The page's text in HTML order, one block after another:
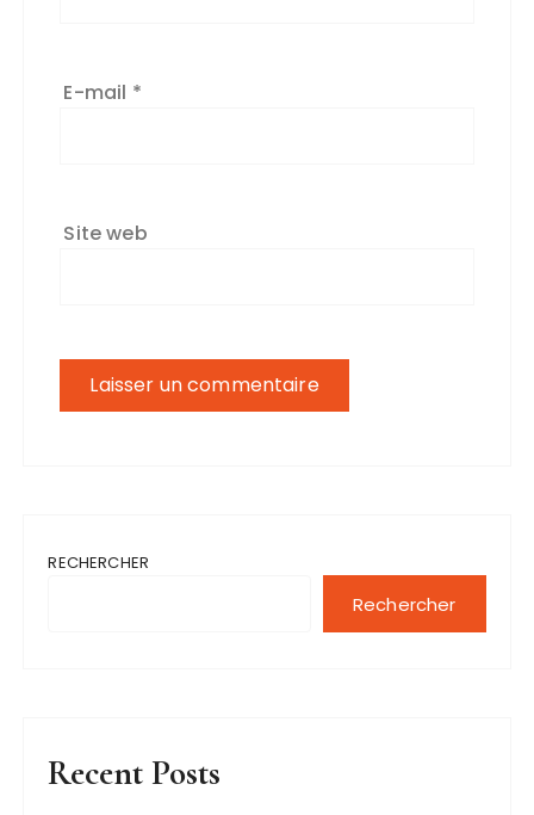
E-mail *
Site web
RECHERCHER
Rechercher
Recent Posts